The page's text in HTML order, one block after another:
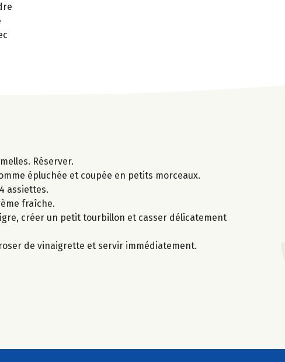
Réserver.
épluchée et coupée en petits morceaux.
assiettes.
fraîche.
créer un petit tourbillon et casser délicatement
de vinaigrette et servir immédiatement.